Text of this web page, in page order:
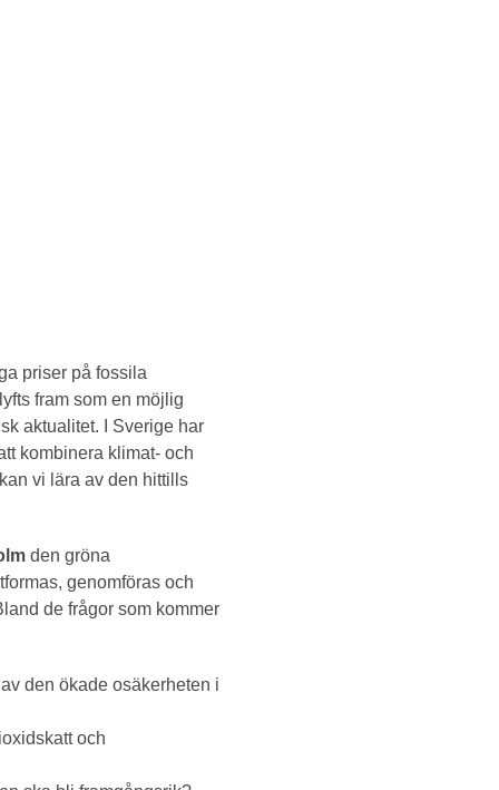
priser på fossila
fram som en möjlig
aktualitet. I Sverige har
kombinera klimat- och
vi lära av den hittills
den gröna
genomföras och
de frågor som kommer
den ökade osäkerheten i
och